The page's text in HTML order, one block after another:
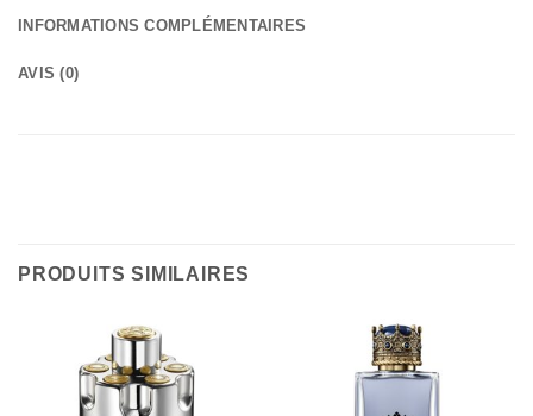
INFORMATIONS COMPLÉMENTAIRES
AVIS (0)
PRODUITS SIMILAIRES